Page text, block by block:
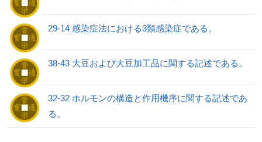
29-14 感染症法における3類感染症である。
38-43 大豆および大豆加工品に関する記述である。
32-32 ホルモンの構造と作用機序に関する記述であ
る。